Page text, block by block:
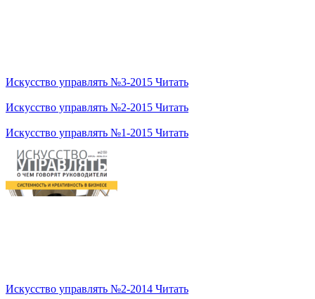
Искусство управлять №3-2015 Читать
Искусство управлять №2-2015 Читать
Искусство управлять №1-2015 Читать
Искусство управлять №2-2014 Читать